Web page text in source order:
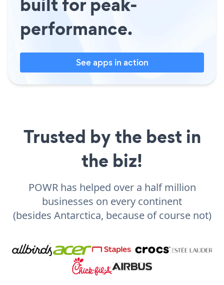
performance.
See apps in action
Trusted by the best in
the biz!
POWR has helped over a half million
businesses on every continent
(besides Antarctica, because of course not)